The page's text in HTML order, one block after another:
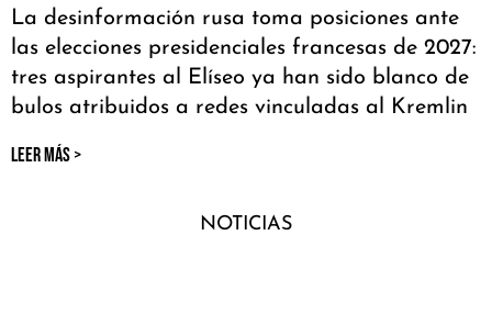
La desinformación rusa toma posiciones ante
las elecciones presidenciales francesas de 2027:
tres aspirantes al Elíseo ya han sido blanco de
bulos atribuidos a redes vinculadas al Kremlin
LEER MÁS >
NOTICIAS